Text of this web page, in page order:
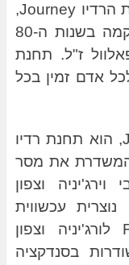
WRVL היא תחנת הדגל של רשת הרדיו Journey,
לשעבר רשת הרדיו Victory, שהוקמה בשנות ה-80
ז"ל. תחנת
אדם זמין בכל
ה- Journey FM, הוא תחנת רדיו
המשדרת את מסר
וצפון
עכשווית
למבוגרים, המשדרת בתדרי FM לורג'יניה וצפון
בסנדקציה